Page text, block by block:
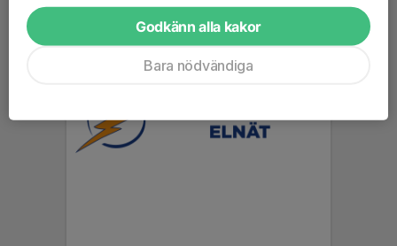
Godkänn alla kakor
Bara nödvändiga